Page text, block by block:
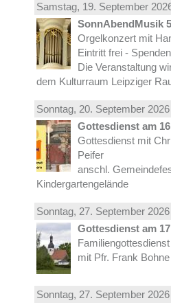
Samstag, 19. September
SonnAbendMusik 5
Orgelkonzert mit
Eintritt frei -
Die Veranstaltung
dem Kulturraum Leipziger
Sonntag, 20. September
Gottesdienst am
Gottesdienst mit
Peifer
anschl.
Kindergartengelände
Sonntag, 27. September
Gottesdienst am
mit Pfr. Frank
Sonntag, 27. September